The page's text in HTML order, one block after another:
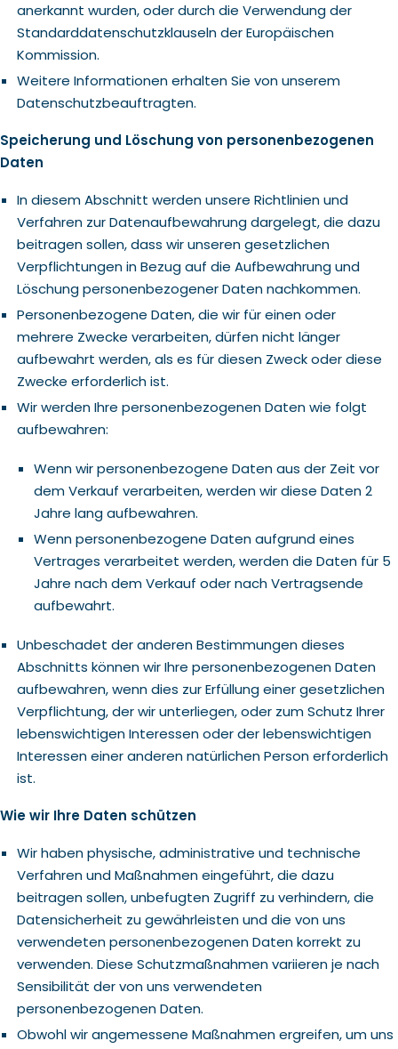
anerkannt wurden, oder durch die Verwendung der
Standarddatenschutzklauseln der Europäischen
Kommission.
Weitere Informationen erhalten Sie von unserem
Datenschutzbeauftragten.
Speicherung und Löschung von personenbezogenen
Daten
In diesem Abschnitt werden unsere Richtlinien und
Verfahren zur Datenaufbewahrung dargelegt, die dazu
beitragen sollen, dass wir unseren gesetzlichen
Verpflichtungen in Bezug auf die Aufbewahrung und
Löschung personenbezogener Daten nachkommen.
Personenbezogene Daten, die wir für einen oder
mehrere Zwecke verarbeiten, dürfen nicht länger
aufbewahrt werden, als es für diesen Zweck oder diese
Zwecke erforderlich ist.
Wir werden Ihre personenbezogenen Daten wie folgt
aufbewahren:
Wenn wir personenbezogene Daten aus der Zeit vor
dem Verkauf verarbeiten, werden wir diese Daten 2
Jahre lang aufbewahren.
Wenn personenbezogene Daten aufgrund eines
Vertrages verarbeitet werden, werden die Daten für 5
Jahre nach dem Verkauf oder nach Vertragsende
aufbewahrt.
Unbeschadet der anderen Bestimmungen dieses
Abschnitts können wir Ihre personenbezogenen Daten
aufbewahren, wenn dies zur Erfüllung einer gesetzlichen
Verpflichtung, der wir unterliegen, oder zum Schutz Ihrer
lebenswichtigen Interessen oder der lebenswichtigen
Interessen einer anderen natürlichen Person erforderlich
ist.
Wie wir Ihre Daten schützen
Wir haben physische, administrative und technische
Verfahren und Maßnahmen eingeführt, die dazu
beitragen sollen, unbefugten Zugriff zu verhindern, die
Datensicherheit zu gewährleisten und die von uns
verwendeten personenbezogenen Daten korrekt zu
verwenden. Diese Schutzmaßnahmen variieren je nach
Sensibilität der von uns verwendeten
personenbezogenen Daten.
Obwohl wir angemessene Maßnahmen ergreifen, um uns